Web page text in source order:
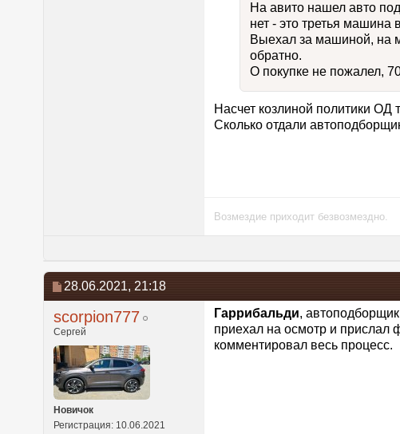
На авито нашел авто
нет - это третья машина
Выехал за машиной, на
обратно.
О покупке не пожалел,
Насчет козлиной политики ОД
Сколько отдали
Возмездие приходит безвозмездно.
28.06.2021, 21:18
scorpion777
Сергей
Новичок
Регистрация: 10.06.2021
Гаррибальди,
приехал на осмотр и прислал
комментировал весь процесс.